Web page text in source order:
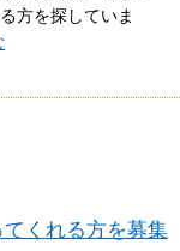
方を探していま
くれる方を募集